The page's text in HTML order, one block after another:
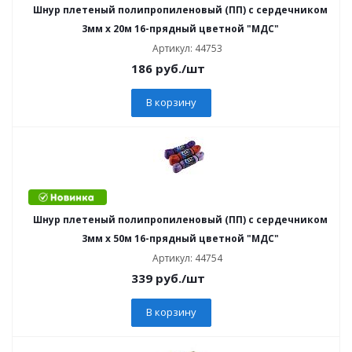
Шнур плетеный полипропиленовый (ПП) с сердечником
3мм х 20м 16-прядный цветной "МДС"
Артикул: 44753
186 руб./шт
В корзину
Шнур плетеный полипропиленовый (ПП) с сердечником
3мм х 50м 16-прядный цветной "МДС"
Артикул: 44754
339 руб./шт
В корзину